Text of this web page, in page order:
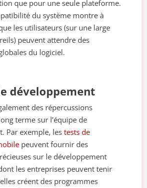
que pour une seule plateforme.
du système montre à
les utilisateurs (sur une large
peuvent attendre des
du logiciel.
développement
des répercussions
terme sur l’équipe de
Par exemple, lestests de
peuvent fournir des
sur le développement
les entreprises peuvent tenir
créent des programmes